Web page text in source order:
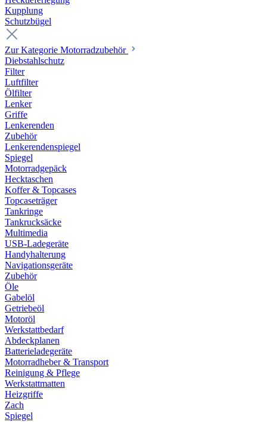
Kupplung
Schutzbügel
Zur Kategorie Motorradzubehör
Diebstahlschutz
Filter
Luftfilter
Ölfilter
Lenker
Griffe
Lenkerenden
Zubehör
Lenkerendenspiegel
Spiegel
Motorradgepäck
Hecktaschen
Koffer & Topcases
Topcaseträger
Tankringe
Tankrucksäcke
Multimedia
USB-Ladegeräte
Handyhalterung
Navigationsgeräte
Zubehör
Öle
Gabelöl
Getriebeöl
Motoröl
Werkstattbedarf
Abdeckplanen
Batterieladegeräte
Motorradheber & Transport
Reinigung & Pflege
Werkstattmatten
Heizgriffe
Zach
Spiegel